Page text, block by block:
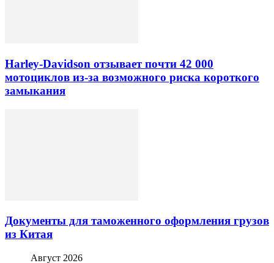
Harley-Davidson отзывает почти 42 000
мотоциклов из-за возможного риска короткого
замыкания
Документы для таможенного оформления грузов
из Китая
Август 2026